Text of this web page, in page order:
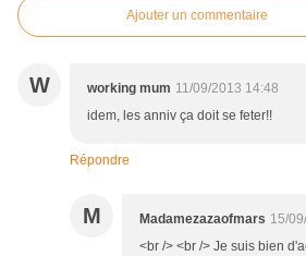
Ajouter un commentaire
W working mum 11/09/2013 14:48
idem, les anniv ça doit se feter!!
Répondre
M Madamezazaofmars 15/
<br /> <br /> Je suis bien